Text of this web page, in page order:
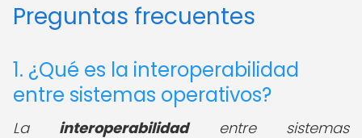
Preguntas frecuentes
1. ¿Qué es la interoperabilidad
entre sistemas operativos?
La interoperabilidadentre sistemas